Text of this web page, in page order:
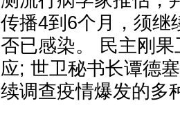
播4到6个月，须继
已感染。 民主刚
; 世卫秘书长谭德
调查疫情爆发的多